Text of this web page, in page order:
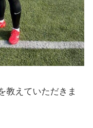
教えていただきま